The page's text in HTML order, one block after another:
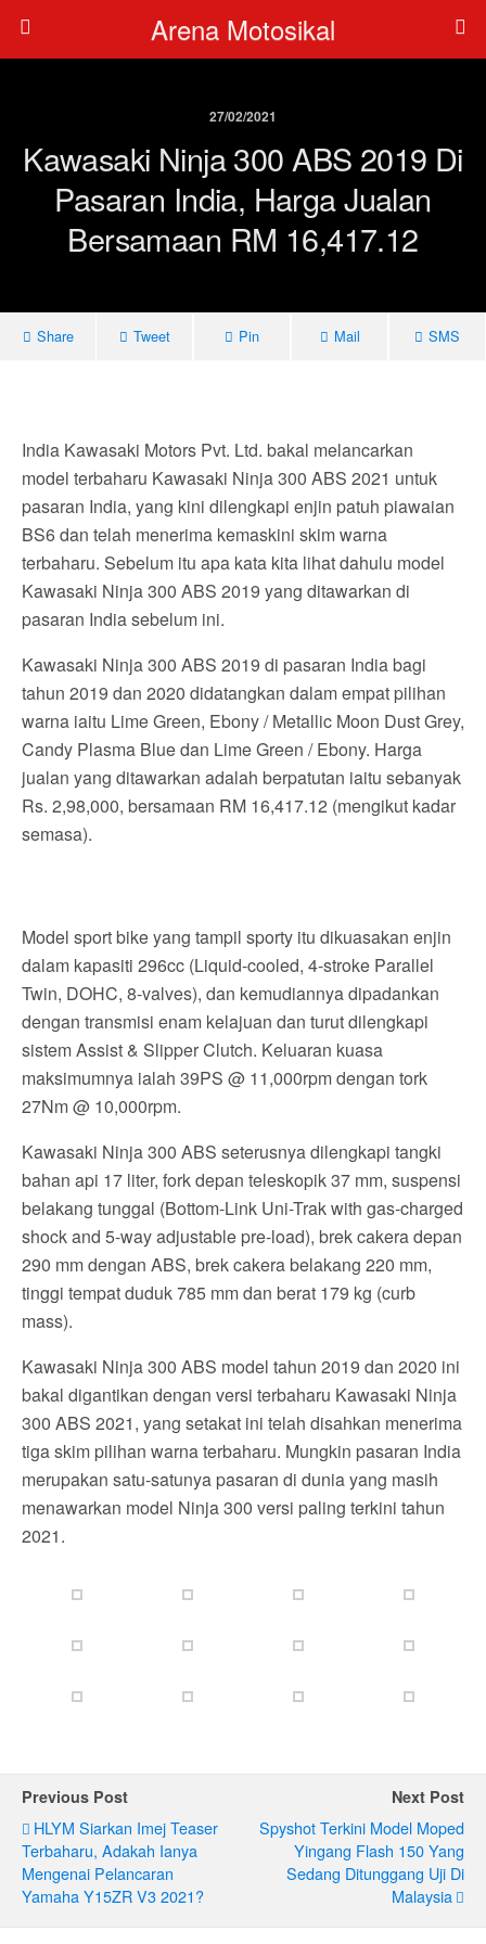
Arena Motosikal
27/02/2021
Kawasaki Ninja 300 ABS 2019 Di
Pasaran India, Harga Jualan
Bersamaan RM 16,417.12
Share Tweet Pin Mail SMS
India Kawasaki Motors Pvt. Ltd. bakal melancarkan
model terbaharu Kawasaki Ninja 300 ABS 2021 untuk
pasaran India, yang kini dilengkapi enjin patuh piawaian
BS6 dan telah menerima kemaskini skim warna
terbaharu. Sebelum itu apa kata kita lihat dahulu model
Kawasaki Ninja 300 ABS 2019 yang ditawarkan di
pasaran India sebelum ini.
Kawasaki Ninja 300 ABS 2019 di pasaran India bagi
tahun 2019 dan 2020 didatangkan dalam empat pilihan
warna iaitu Lime Green, Ebony / Metallic Moon Dust Grey,
Candy Plasma Blue dan Lime Green / Ebony. Harga
jualan yang ditawarkan adalah berpatutan iaitu sebanyak
Rs. 2,98,000, bersamaan RM 16,417.12 (mengikut kadar
semasa).
Model sport bike yang tampil sporty itu dikuasakan enjin
dalam kapasiti 296cc (Liquid-cooled, 4-stroke Parallel
Twin, DOHC, 8-valves), dan kemudiannya dipadankan
dengan transmisi enam kelajuan dan turut dilengkapi
sistem Assist & Slipper Clutch. Keluaran kuasa
maksimumnya ialah 39PS @ 11,000rpm dengan tork
27Nm @ 10,000rpm.
Kawasaki Ninja 300 ABS seterusnya dilengkapi tangki
bahan api 17 liter, fork depan teleskopik 37 mm, suspensi
belakang tunggal (Bottom-Link Uni-Trak with gas-charged
shock and 5-way adjustable pre-load), brek cakera depan
290 mm dengan ABS, brek cakera belakang 220 mm,
tinggi tempat duduk 785 mm dan berat 179 kg (curb
mass).
Kawasaki Ninja 300 ABS model tahun 2019 dan 2020 ini
bakal digantikan dengan versi terbaharu Kawasaki Ninja
300 ABS 2021, yang setakat ini telah disahkan menerima
tiga skim pilihan warna terbaharu. Mungkin pasaran India
merupakan satu-satunya pasaran di dunia yang masih
menawarkan model Ninja 300 versi paling terkini tahun
2021.
Previous Post
HLYM Siarkan Imej Teaser
Terbaharu, Adakah Ianya
Mengenai Pelancaran
Yamaha Y15ZR V3 2021?
Next Post
Spyshot Terkini Model Moped
Yingang Flash 150 Yang
Sedang Ditunggang Uji Di
Malaysia